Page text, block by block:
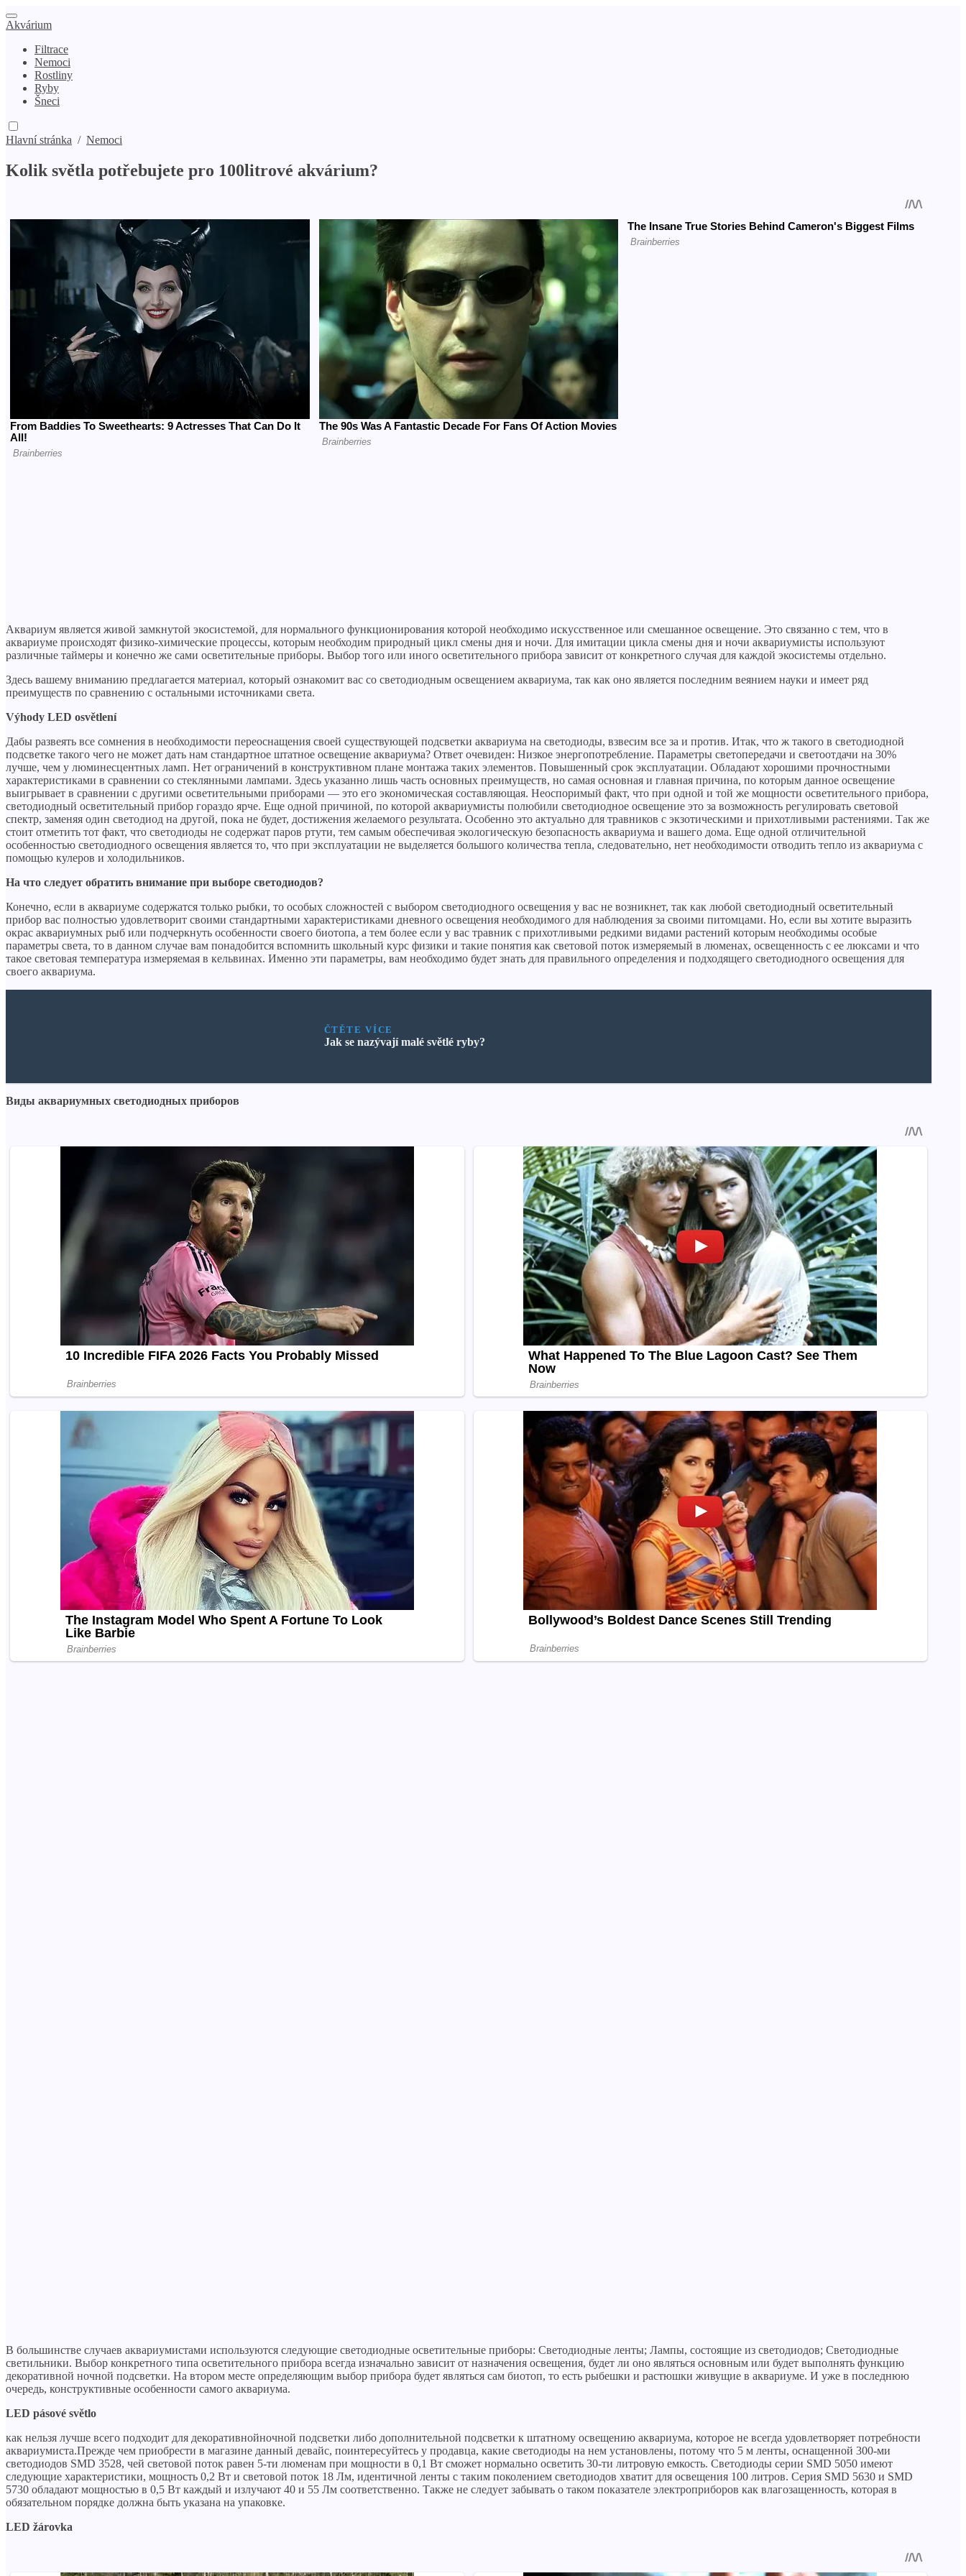
Akvárium
Filtrace
Nemoci
Rostliny
Ryby
Šneci
Hlavní stránka / Nemoci
Kolik světla potřebujete pro 100litrové akvárium?
Аквариум является живой замкнутой экосистемой, для нормального функционирования которой необходимо искусственное или смешанное освещение. Это связанно с тем, что в
аквариуме происходят физико-химические процессы, которым необходим природный цикл смены дня и ночи. Для имитации цикла смены дня и ночи аквариумисты используют
различные таймеры и конечно же сами осветительные приборы. Выбор того или иного осветительного прибора зависит от конкретного случая для каждой экосистемы отдельно.
Здесь вашему вниманию предлагается материал, который ознакомит вас со светодиодным освещением аквариума, так как оно является последним веянием науки и имеет ряд
преимуществ по сравнению с остальными источниками света.
Výhody LED osvětlení
Дабы развеять все сомнения в необходимости переоснащения своей существующей подсветки аквариума на светодиоды, взвесим все за и против. Итак, что ж такого в светодиодной
подсветке такого чего не может дать нам стандартное штатное освещение аквариума? Ответ очевиден: Низкое энергопотребление. Параметры светопередачи и светоотдачи на 30%
лучше, чем у люминесцентных ламп. Нет ограничений в конструктивном плане монтажа таких элементов. Повышенный срок эксплуатации. Обладают хорошими прочностными
характеристиками в сравнении со стеклянными лампами. Здесь указанно лишь часть основных преимуществ, но самая основная и главная причина, по которым данное освещение
выигрывает в сравнении с другими осветительными приборами — это его экономическая составляющая. Неоспоримый факт, что при одной и той же мощности осветительного прибора,
светодиодный осветительный прибор гораздо ярче. Еще одной причиной, по которой аквариумисты полюбили светодиодное освещение это за возможность регулировать световой
спектр, заменяя один светодиод на другой, пока не будет, достижения желаемого результата. Особенно это актуально для травников с экзотическими и прихотливыми растениями. Так же
стоит отметить тот факт, что светодиоды не содержат паров ртути, тем самым обеспечивая экологическую безопасность аквариума и вашего дома. Еще одной отличительной
особенностью светодиодного освещения является то, что при эксплуатации не выделяется большого количества тепла, следовательно, нет необходимости отводить тепло из аквариума с
помощью кулеров и холодильников.
На что следует обратить внимание при выборе светодиодов?
Конечно, если в аквариуме содержатся только рыбки, то особых сложностей с выбором светодиодного освещения у вас не возникнет, так как любой светодиодный осветительный
прибор вас полностью удовлетворит своими стандартными характеристиками дневного освещения необходимого для наблюдения за своими питомцами. Но, если вы хотите выразить
окрас аквариумных рыб или подчеркнуть особенности своего биотопа, а тем более если у вас травник с прихотливыми редкими видами растений которым необходимы особые
параметры света, то в данном случае вам понадобится вспомнить школьный курс физики и такие понятия как световой поток измеряемый в люменах, освещенность с ее люксами и что
такое световая температура измеряемая в кельвинах. Именно эти параметры, вам необходимо будет знать для правильного определения и подходящего светодиодного освещения для
своего аквариума.
ČTĚTE VÍCE
Jak se nazývají malé světlé ryby?
Виды аквариумных светодиодных приборов
В большинстве случаев аквариумистами используются следующие светодиодные осветительные приборы: Светодиодные ленты; Лампы, состоящие из светодиодов; Светодиодные
светильники. Выбор конкретного типа осветительного прибора всегда изначально зависит от назначения освещения, будет ли оно являться основным или будет выполнять функцию
декоративной ночной подсветки. На втором месте определяющим выбор прибора будет являться сам биотоп, то есть рыбешки и растюшки живущие в аквариуме. И уже в последнюю
очередь, конструктивные особенности самого аквариума.
LED pásové světlo
как нельзя лучше всего подходит для декоративнойночной подсветки либо дополнительной подсветки к штатному освещению аквариума, которое не всегда удовлетворяет потребности
аквариумиста.Прежде чем приобрести в магазине данный девайс, поинтересуйтесь у продавца, какие светодиоды на нем установлены, потому что 5 м ленты, оснащенной 300-ми
светодиодов SMD 3528, чей световой поток равен 5-ти люменам при мощности в 0,1 Вт сможет нормально осветить 30-ти литровую емкость. Светодиоды серии SMD 5050 имеют
следующие характеристики, мощность 0,2 Вт и световой поток 18 Лм, идентичной ленты с таким поколением светодиодов хватит для освещения 100 литров. Серия SMD 5630 и SMD
5730 обладают мощностью в 0,5 Вт каждый и излучают 40 и 55 Лм соответственно. Также не следует забывать о таком показателе электроприборов как влагозащенность, которая в
обязательном порядке должна быть указана на упаковке.
LED žárovka